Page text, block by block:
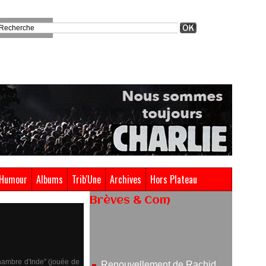
Humour Albums Trib'Une Archives Hors Plateau
d'Inde" (jouée de
Brèves & Com
05/08/2026